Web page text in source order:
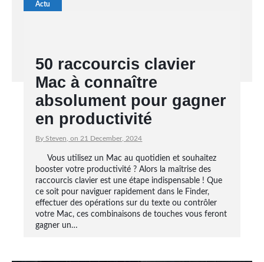
Actu
50 raccourcis clavier
Mac à connaître
absolument pour gagner
en productivité
By Steven, on 21 December, 2024
Vous utilisez un Mac au quotidien et souhaitez
booster votre productivité ? Alors la maîtrise des
raccourcis clavier est une étape indispensable ! Que
ce soit pour naviguer rapidement dans le Finder,
effectuer des opérations sur du texte ou contrôler
votre Mac, ces combinaisons de touches vous feront
gagner un…